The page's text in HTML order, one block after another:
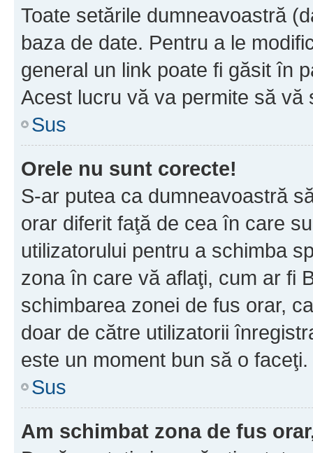
Toate setările dumneavoastră
baza de date. Pentru a le
general un link poate fi găsit în
Acest lucru vă va permite să vă
Sus
Orele nu sunt corecte!
S-ar putea ca dumneavoastră
orar diferit faţă de cea în care
utilizatorului pentru a schimba
zona în care vă aflaţi, cum ar fi
schimbarea zonei de fus orar,
doar de către utilizatorii
este un moment bun să o faceţi.
Sus
Am schimbat zona de fus